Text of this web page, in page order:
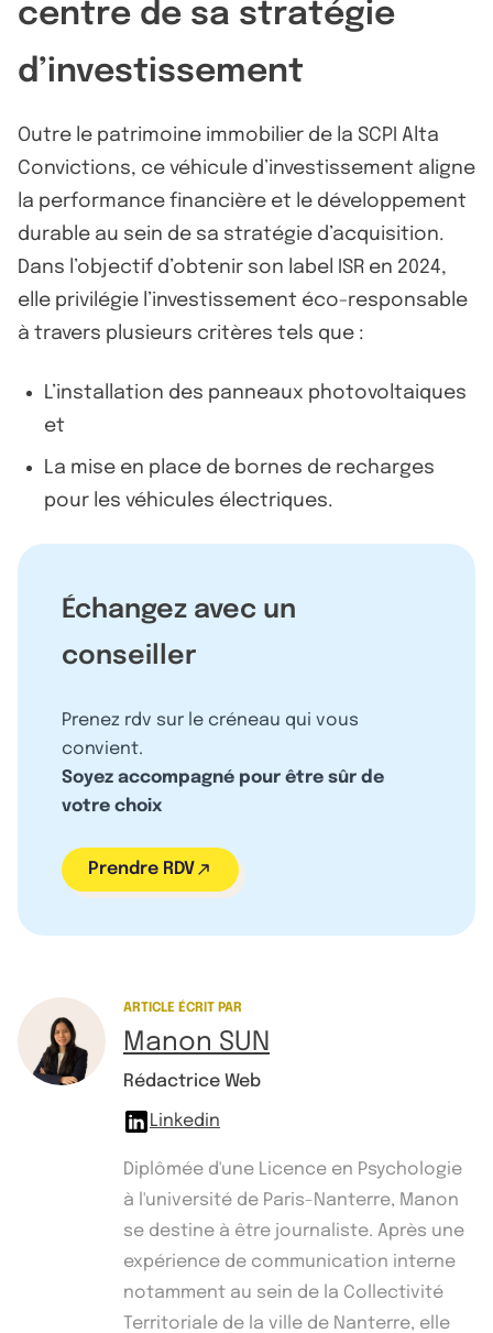
centre de sa stratégie
d’investissement
Outre le patrimoine immobilier de la SCPI Alta
Convictions, ce véhicule d’investissement aligne
la performance financière et le développement
durable au sein de sa stratégie d’acquisition.
Dans l’objectif d’obtenir son label ISR en 2024,
elle privilégie l’investissement éco-responsable
à travers plusieurs critères tels que :
L’installation des panneaux photovoltaiques
et
La mise en place de bornes de recharges
pour les véhicules électriques.
Échangez avec un
conseiller
Prenez rdv sur le créneau qui vous
convient.
Soyez accompagné pour être sûr de
votre choix
Prendre RDV
ARTICLE ÉCRIT PAR
Manon SUN
Rédactrice Web
Linkedin
Diplômée d'une Licence en Psychologie
à l'université de Paris-Nanterre, Manon
se destine à être journaliste. Après une
expérience de communication interne
notamment au sein de la Collectivité
Territoriale de la ville de Nanterre, elle